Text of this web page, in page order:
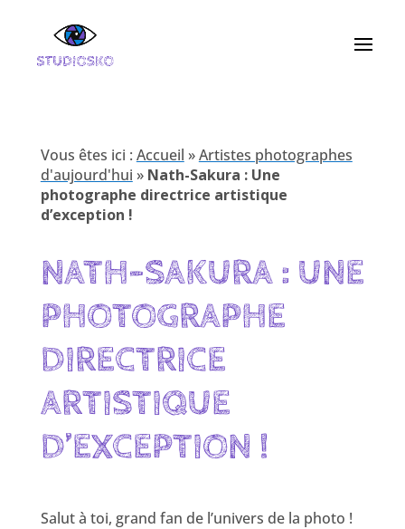
Vous êtes ici : Accueil »Artistes photographes
d'aujourd'hui » Nath-Sakura : Une
photographe directrice artistique
d’exception !
NATH-SAKURA : UNE
PHOTOGRAPHE
DIRECTRICE
ARTISTIQUE
D’EXCEPTION !
Salut à toi, grand fan de l’univers de la photo !